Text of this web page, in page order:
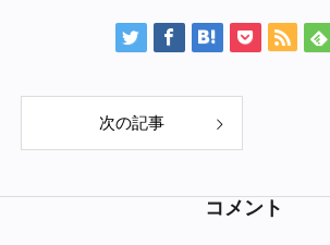
次の記事
コメント